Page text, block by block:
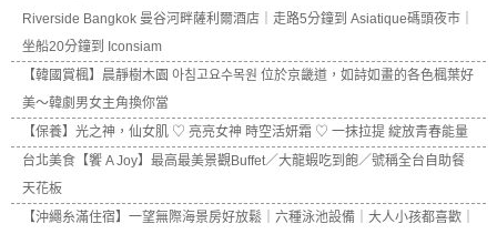
Riverside Bangkok 曼谷河畔薩利爾酒店｜走路5分鐘到 Asiatique碼頭夜市｜
坐船20分鐘到 Iconsiam
【韓國賞楓】晨靜樹木園 아침고요수목원 位於京畿道，如詩如畫的各色楓葉好
美～韓劇男女主角換你當
【保養】光之神，仙女肌 ♡ 亮亮女神 時空活妍霜 ♡ 一抹拉提 綻放青春能量
台北美食【饗 A Joy】最高最美景觀Buffet／大龍蝦吃到飽／號稱全台自助餐
天花板
【沖繩糸滿住宿】一望無際海景房好放鬆｜六種泳池設備｜大人小孩都喜歡｜